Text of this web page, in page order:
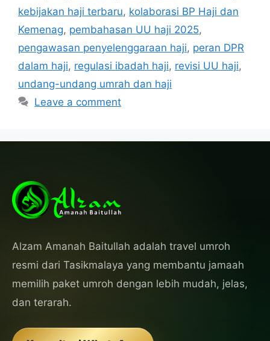
kebijakan haji terbaru, kolaborasi BP Haji dan
Kemenag, pembahasan UU haji 2025,
pengawasan penyelenggaraan haji, peran DPR
dalam haji, regulasi ibadah haji, revisi UU haji,
undang-undang umrah dan haji
Leave a comment
Alzam Amanah Baitullah adalah travel umroh
resmi dari Tasikmalaya yang membantu jamaah
memilih paket umroh dengan lebih mudah, jelas,
dan terarah.